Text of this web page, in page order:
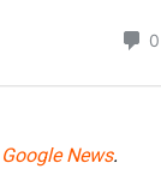
Google News.